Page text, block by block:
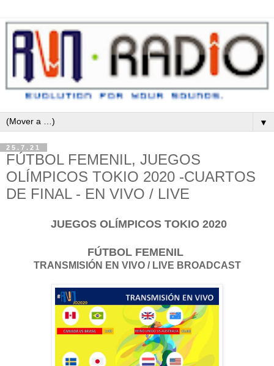
▼
25.7.21
FÚTBOL FEMENIL, JUEGOS
OLÍMPICOS TOKIO 2020 -CUARTOS
DE FINAL - EN VIVO / LIVE
JUEGOS OLÍMPICOS TOKIO 2020
FÚTBOL FEMENIL
TRANSMISIÓN EN VIVO / LIVE BROADCAST